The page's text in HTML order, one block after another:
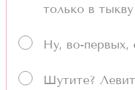
только в тыкву
Ну, во-первых,
Шутите?